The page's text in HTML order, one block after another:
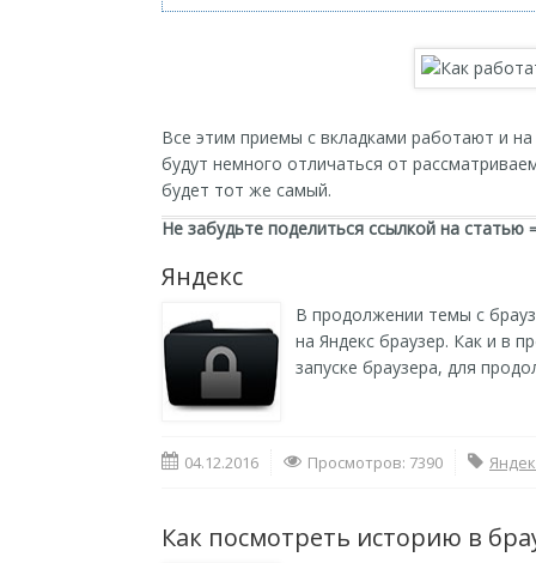
Все этим приемы с вкладками работают и
будут немного отличаться от
будет тот же самый.
Не забудьте поделиться ссылкой на статью
Яндекс
В продолжении темы с
на Яндекс браузер. Как и в
запуске браузера, для
04.12.2016 Просмотров: 7390
Как посмотреть историю в